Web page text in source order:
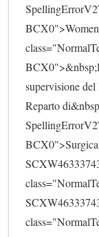
supervisione
Reparto